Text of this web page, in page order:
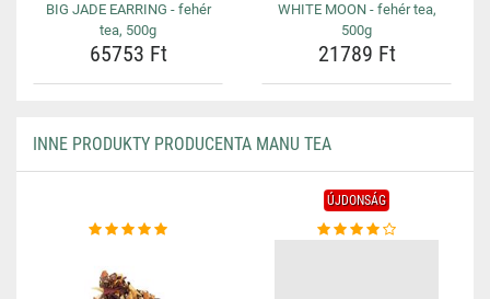
BIG JADE EARRING - fehér
tea, 500g
65753 Ft
WHITE MOON - fehér tea,
500g
21789 Ft
INNE PRODUKTY PRODUCENTA MANU TEA
ÚJDONSÁG